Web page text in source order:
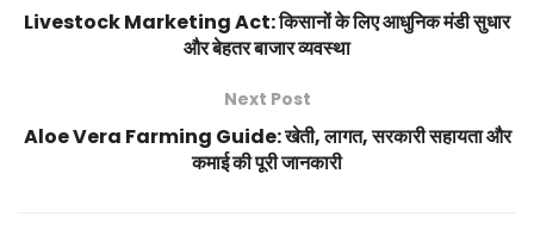
Livestock Marketing Act: किसानों के लिए आधुनिक मंडी सुधार
और बेहतर बाजार व्यवस्था
Next Post
Aloe Vera Farming Guide: खेती, लागत, सरकारी सहायता और
कमाई की पूरी जानकारी